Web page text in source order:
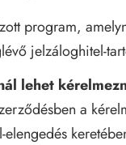
program,
jelzáloghitel-
lehet
a